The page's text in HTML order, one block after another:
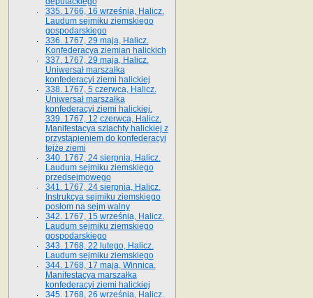
335. 1766, 16 września, Halicz.
Laudum sejmiku ziemskiego
gospodarskiego
336. 1767, 29 maja, Halicz.
Konfederacya ziemian halickich
337. 1767, 29 maja, Halicz.
Uniwersał marszałka
konfederacyi ziemi halickiej
338. 1767, 5 czerwca, Halicz.
Uniwersał marszałka
konfederacyi ziemi halickiej.
339. 1767, 12 czerwca, Halicz.
Manifestacya szlachty halickiej z
przystąpieniem do konfederacyi
tejże ziemi
340. 1767, 24 sierpnia, Halicz.
Laudum sejmiku ziemskiego
przedsejmowego
341. 1767, 24 sierpnia, Halicz.
Instrukcya sejmiku ziemskiego
posłom na sejm walny
342. 1767, 15 września, Halicz.
Laudum sejmiku ziemskiego
gospodarskiego
343. 1768, 22 lutego, Halicz.
Laudum sejmiku ziemskiego
344. 1768, 17 maja, Winnica.
Manifestacya marszałka
konfederacyi ziemi halickiej
345. 1768, 26 września, Halicz.